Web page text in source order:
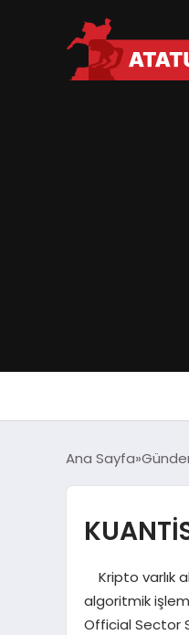
Ana Sayfa
Kripto varlık
algoritmik
Official Sector